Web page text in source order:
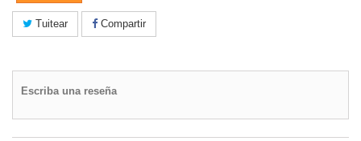
Tuitear Compartir
Escriba una reseña